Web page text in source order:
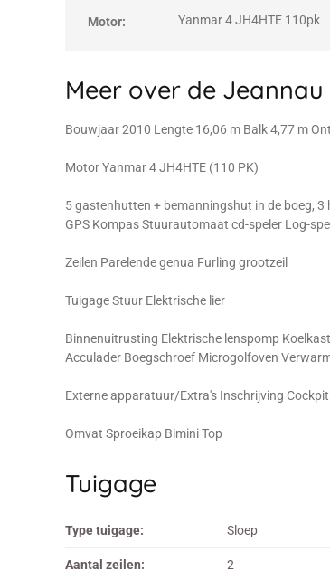
Motor: Yanmar 4 JH4HTE 110pk
Meer over de Jeannau
Bouwjaar 2010 Lengte 16,06 m Balk 4,77 m
Motor Yanmar 4 JH4HTE (110 PK)
5 gastenhutten + bemanningshut in de boeg,
GPS Kompas Stuurautomaat cd-speler Log-
Zeilen Parelende genua Furling grootzeil
Tuigage Stuur Elektrische lier
Binnenuitrusting Elektrische lenspomp
Acculader Boegschroef Microgolfoven
Externe apparatuur/Extra's Inschrijving
Omvat Sproeikap Bimini Top
Tuigage
Type tuigage: Sloep
Aantal zeilen: 2